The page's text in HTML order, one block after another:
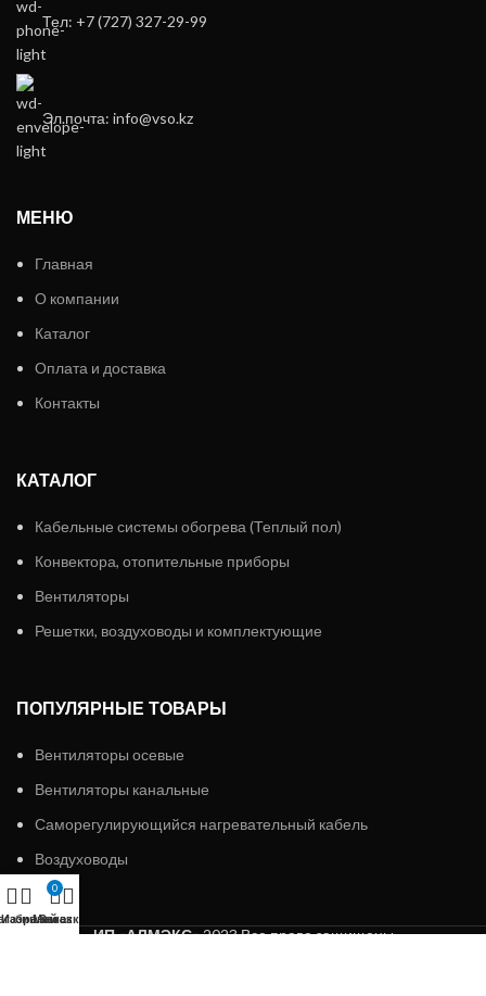
Тел: +7 (727) 327-29-99
Эл.почта: info@vso.kz
МЕНЮ
Главная
О компании
Каталог
Оплата и доставка
Контакты
КАТАЛОГ
Кабельные системы обогрева (Теплый пол)
Конвектора, отопительные приборы
Вентиляторы
Решетки, воздуховоды и комплектующие
ПОПУЛЯРНЫЕ ТОВАРЫ
Вентиляторы осевые
Вентиляторы канальные
Саморегулирующийся нагревательный кабель
Воздуховоды
ИП «АЛМЭКС»2023 Все права защищены
Избранное
0
Заказ
Мой аккаунт